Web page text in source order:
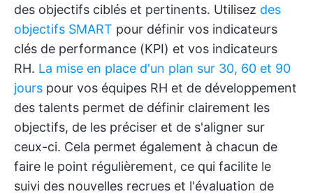
des objectifs ciblés et pertinents. Utilisez des
objectifs SMART pour définir vos indicateurs
clés de performance (KPI) et vos indicateurs
RH. La mise en place d'un plan sur 30, 60 et 90
jours pour vos équipes RH et de développement
des talents permet de définir clairement les
objectifs, de les préciser et de s'aligner sur
ceux-ci. Cela permet également à chacun de
faire le point régulièrement, ce qui facilite le
suivi des nouvelles recrues et l'évaluation de